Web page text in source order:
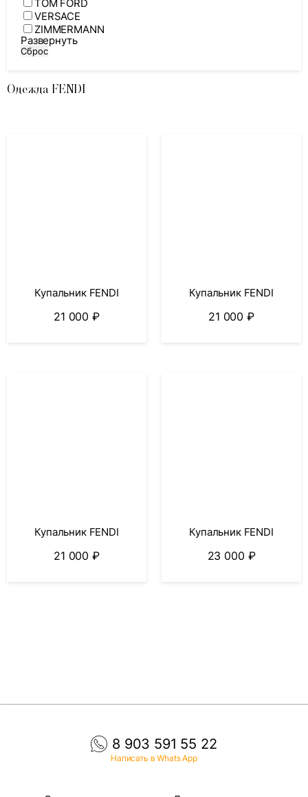
TOM FORD
VERSACE
ZIMMERMANN
Развернуть
Сброс
Одежда FENDI
Купальник FENDI
21 000₽
Купальник FENDI
21 000₽
Купальник FENDI
21 000₽
Купальник FENDI
23 000 ₽
8 903 591 55 22
Написать в Whats App